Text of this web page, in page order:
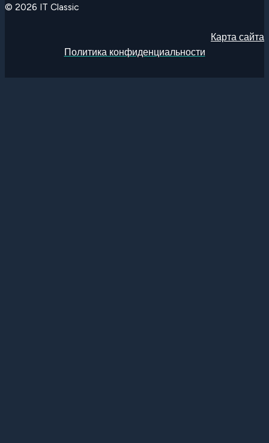
© 2026 IT Classic
Карта сайта
Политика конфиденциальности